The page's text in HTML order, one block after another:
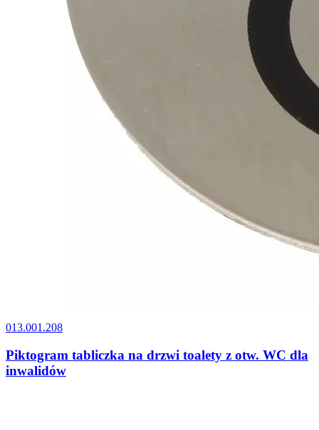
013.001.208
Piktogram tabliczka na drzwi toalety z otw. WC dla
inwalidów